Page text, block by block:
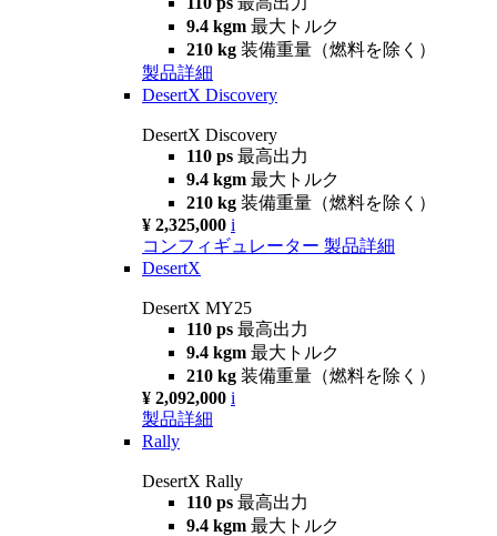
9.4 kgm 最大トルク
210 kg 装備重量（燃料を除く）
製品詳細
DesertX Discovery
DesertX Discovery
110 ps 最高出力
9.4 kgm 最大トルク
210 kg 装備重量（燃料を除く）
¥ 2,325,000 i
コンフィギュレーター 製品詳細
DesertX
DesertX MY25
110 ps 最高出力
9.4 kgm 最大トルク
210 kg 装備重量（燃料を除く）
¥ 2,092,000 i
製品詳細
Rally
DesertX Rally
110 ps 最高出力
9.4 kgm 最大トルク